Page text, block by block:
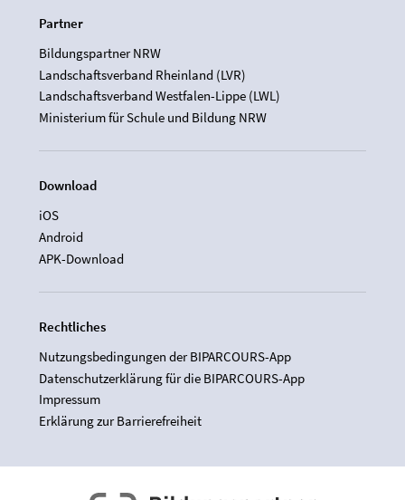
Partner
Bildungspartner NRW
Landschaftsverband Rheinland (LVR)
Landschaftsverband Westfalen-Lippe (LWL)
Ministerium für Schule und Bildung NRW
Download
iOS
Android
APK-Download
Rechtliches
Nutzungsbedingungen der BIPARCOURS-App
Datenschutzerklärung für die BIPARCOURS-App
Impressum
Erklärung zur Barrierefreiheit